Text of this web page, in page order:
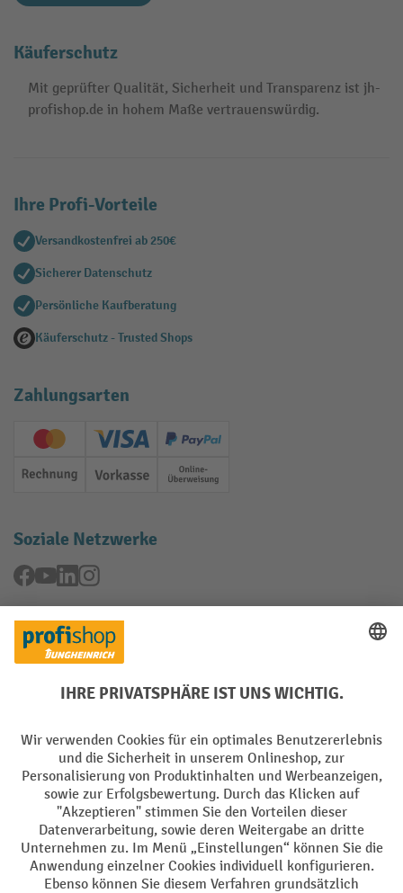
Käuferschutz
Mit geprüfter Qualität, Sicherheit und Transparenz ist jh-
profishop.de in hohem Maße vertrauenswürdig.
Ihre Profi-Vorteile
Versandkostenfrei ab 250€
Sicherer Datenschutz
Persönliche Kaufberatung
Käuferschutz - Trusted Shops
Zahlungsarten
Creditcard (Master)Creditcard (Visa)
PayPal
Rechnung Vorkasse Online-Überweisung
Soziale Netzwerke
Facebook
YouTubeLinkedIn
Rücknahme-Services
Elektrogeräte Rückname
Batterie Rückname
AGB Impressum Datenschutz